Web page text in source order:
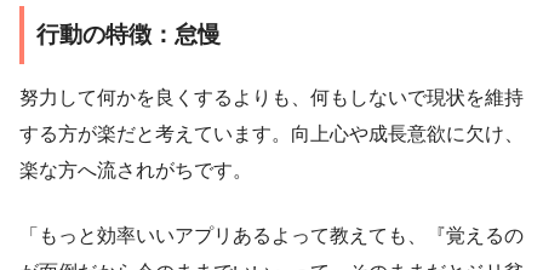
行動の特徴：怠慢
努力して何かを良くするよりも、何もしないで現状を維持
する方が楽だと考えています。向上心や成長意欲に欠け、
楽な方へ流されがちです。
「もっと効率いいアプリあるよって教えても、『覚えるの